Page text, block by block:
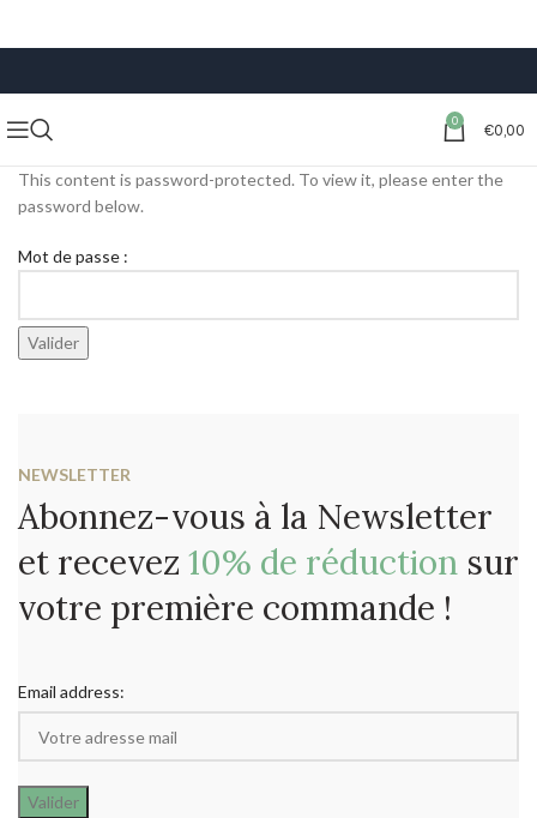
0 €0,00
This content is password-protected. To view it, please enter the
password below.
Mot de passe :
NEWSLETTER
Abonnez-vous à la Newsletter
et recevez 10% de réduction sur
votre première commande !
Email address: